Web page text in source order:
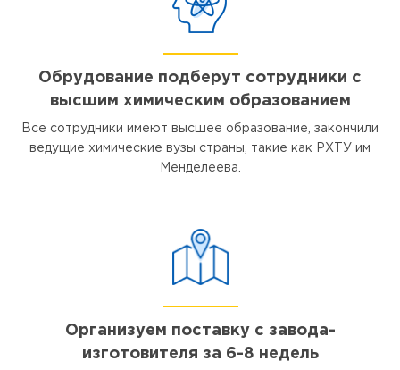
Обрудование подберут сотрудники с
высшим химическим образованием
Все сотрудники имеют высшее образование, закончили
ведущие химические вузы страны, такие как РХТУ им
Менделеева.
Организуем поставку с завода-
изготовителя за 6-8 недель